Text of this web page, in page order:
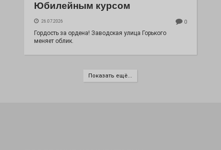
Юбилейным курсом
26.07.2026 0
Гордость за ордена! Заводская улица Горького
меняет облик.
Показать ещё...